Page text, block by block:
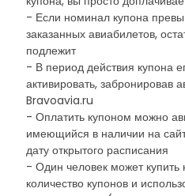
- Если номинал купона
заказанных авиабилетов,
подлежит
- В период действия купона
активировать, забронировав
Bravoavia.ru
- Оплатить купоном можно
имеющийся в наличии на
дату открытого расписания
- Один человек может купить
количество купонов и